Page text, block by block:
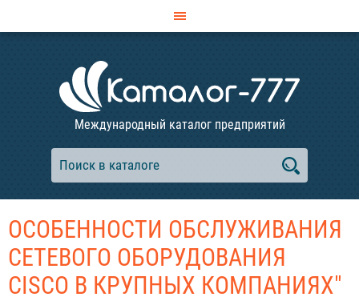
Международный каталог предприятий
ОСОБЕННОСТИ ОБСЛУЖИВАНИЯ
СЕТЕВОГО ОБОРУДОВАНИЯ
CISCO В КРУПНЫХ КОМПАНИЯХ"